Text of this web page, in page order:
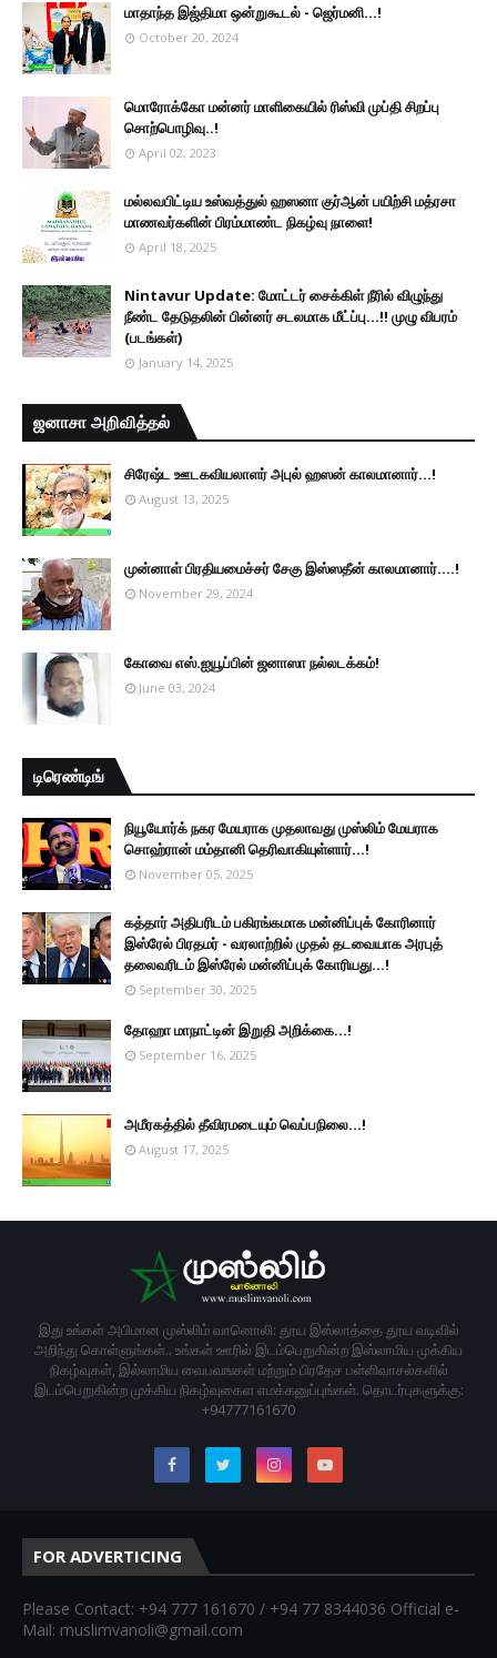
மாதாந்த இஜ்திமா ஒன்றுகூடல் - ஜெர்மனி…!
October 20, 2024
மொரோக்கோ மன்னர் மாளிகையில் ரிஸ்வி முப்தி சிறப்பு
சொற்பொழிவு..!
April 02, 2023
மல்லவபிட்டிய உஸ்வத்துல் ஹஸனா குர்ஆன் பயிற்சி மத்ரசா
மாணவர்களின் பிரம்மாண்ட நிகழ்வு நாளை!
April 18, 2025
Nintavur Update: மோட்டர் சைக்கிள் நீரில் விழுந்து
நீண்ட தேடுதலின் பின்னர் சடலமாக மீட்ப்பு…!! முழு விபரம்
(படங்கள்)
January 14, 2025
ஜனாசா அறிவித்தல்
சிரேஷ்ட ஊடகவியலாளர் அபுல் ஹஸன் காலமானார்...!
August 13, 2025
முன்னாள் பிரதியமைச்சர் சேகு இஸ்ஸதீன் காலமானார்….!
November 29, 2024
கோவை எஸ்.ஐயூப்பின் ஜனாஸா நல்லடக்கம்!
June 03, 2024
டிரெண்டிங்
நியூயோர்க் நகர மேயராக முதலாவது முஸ்லிம் மேயராக
சொஹ்ரான் மம்தானி தெரிவாகியுள்ளார்...!
November 05, 2025
கத்தார் அதிபரிடம் பகிரங்கமாக மன்னிப்புக் கோரினார்
இஸ்ரேல் பிரதமர் - வரலாற்றில் முதல் தடவையாக அரபுத்
தலைவரிடம் இஸ்ரேல் மன்னிப்புக் கோரியது...!
September 30, 2025
தோஹா மாநாட்டின் இறுதி அறிக்கை...!
September 16, 2025
அமீரகத்தில் தீவிரமடையும் வெப்பநிலை...!
August 17, 2025
இது உங்கள் அபிமான முஸ்லிம் வானொலி: தூய இஸ்லாத்தை தூய வடிவில்
அறிந்து கொள்ளுங்கள்.. உங்கள் ஊரில் இடம்பெறுகின்ற இஸ்லாமிய முக்கிய
நிகழ்வுகள், இல்லாமிய வைபவஙகள் மற்றும் பிரதேச பள்ளிவாசல்களில்
இடம்பெறுகின்ற முக்கிய நிகழ்வுகைள எமக்கனுப்புங்கள். தொடர்புகளுக்கு:
+94777161670
FOR ADVERTICING
Please Contact: +94 777 161670 / +94 77 8344036 Official e-
Mail: muslimvanoli@gmail.com